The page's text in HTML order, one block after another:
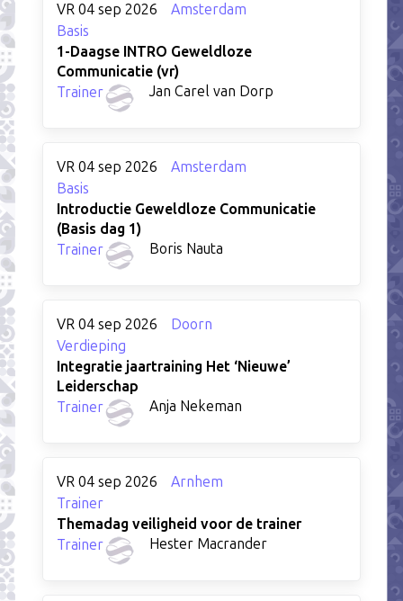
VR 04 sep 2026
Amsterdam
Basis
1-Daagse INTRO Geweldloze
Communicatie (vr)
Trainer
Jan Carel van Dorp
VR 04 sep 2026
Amsterdam
Basis
Introductie Geweldloze Communicatie
(Basis dag 1)
Trainer
Boris Nauta
VR 04 sep 2026
Doorn
Verdieping
Integratie jaartraining Het ‘Nieuwe’
Leiderschap
Trainer
Anja Nekeman
VR 04 sep 2026
Arnhem
Trainer
Themadag veiligheid voor de trainer
Trainer
Hester Macrander